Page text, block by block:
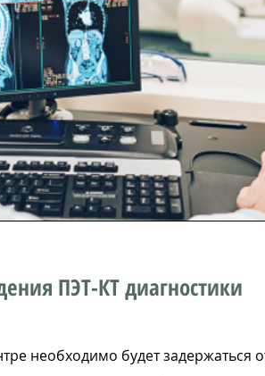
ПЭТ-КТ диагностики
необходимо будет задержаться